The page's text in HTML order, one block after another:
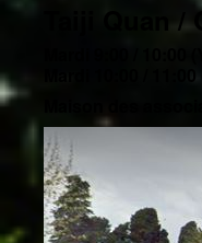
Taiji Quan
Mardi 9:00 / 10:00
Mardi 10:00 /
Maison des